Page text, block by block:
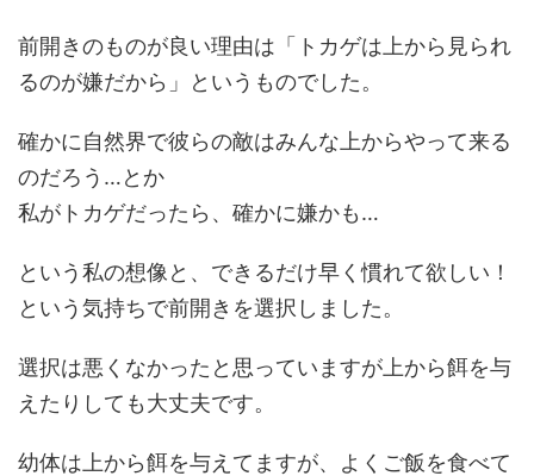
前開きのものが良い理由は「トカゲは上から見られ
るのが嫌だから」というものでした。
確かに自然界で彼らの敵はみんな上からやって来る
のだろう…とか
私がトカゲだったら、確かに嫌かも…
という私の想像と、できるだけ早く慣れて欲しい！
という気持ちで前開きを選択しました。
選択は悪くなかったと思っていますが上から餌を与
えたりしても大丈夫です。
幼体は上から餌を与えてますが、よくご飯を食べて